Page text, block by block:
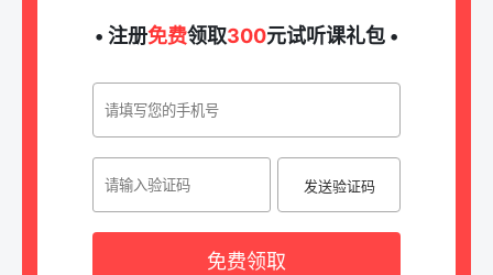
• 注册免费领取300元试听课礼包 •
发送验证码
免费领取